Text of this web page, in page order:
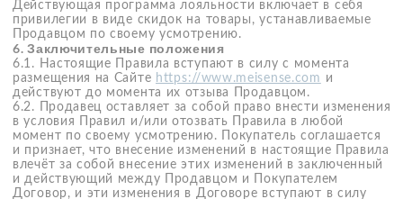
Сформировать корзину товаров
При выборе способа оплаты товара нажать кнопку
«Оплата Долями», после чего осуществляется
В интерфейсе сервиса необходимо ввести ФИО,
номер телефона и данные банковской карты для
оплаты покупки.
Сервис разобьёт сумму покупки на 4 части
и сформирует график платежей. Обращаем
внимание, при выборе этого способа оплаты
возможен сервисный сбор.
Первый платёж будет списан в день совершения
покупки. Следующие три будут списываться
автоматически долями с шагом в 2 недели.
Сборка и доставка заказа осуществляется после
оплаты первой доли стоимости.
Перед каждым очередным платежом Клиенту
направляется уведомление о сумме платежа и дате